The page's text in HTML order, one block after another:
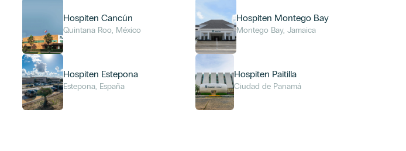
Hospiten Cancún
Quintana Roo, México
Hospiten Estepona
Estepona, España
Hospiten Montego Bay
Montego Bay, Jamaica
Hospiten Paitilla
Ciudad de Panamá